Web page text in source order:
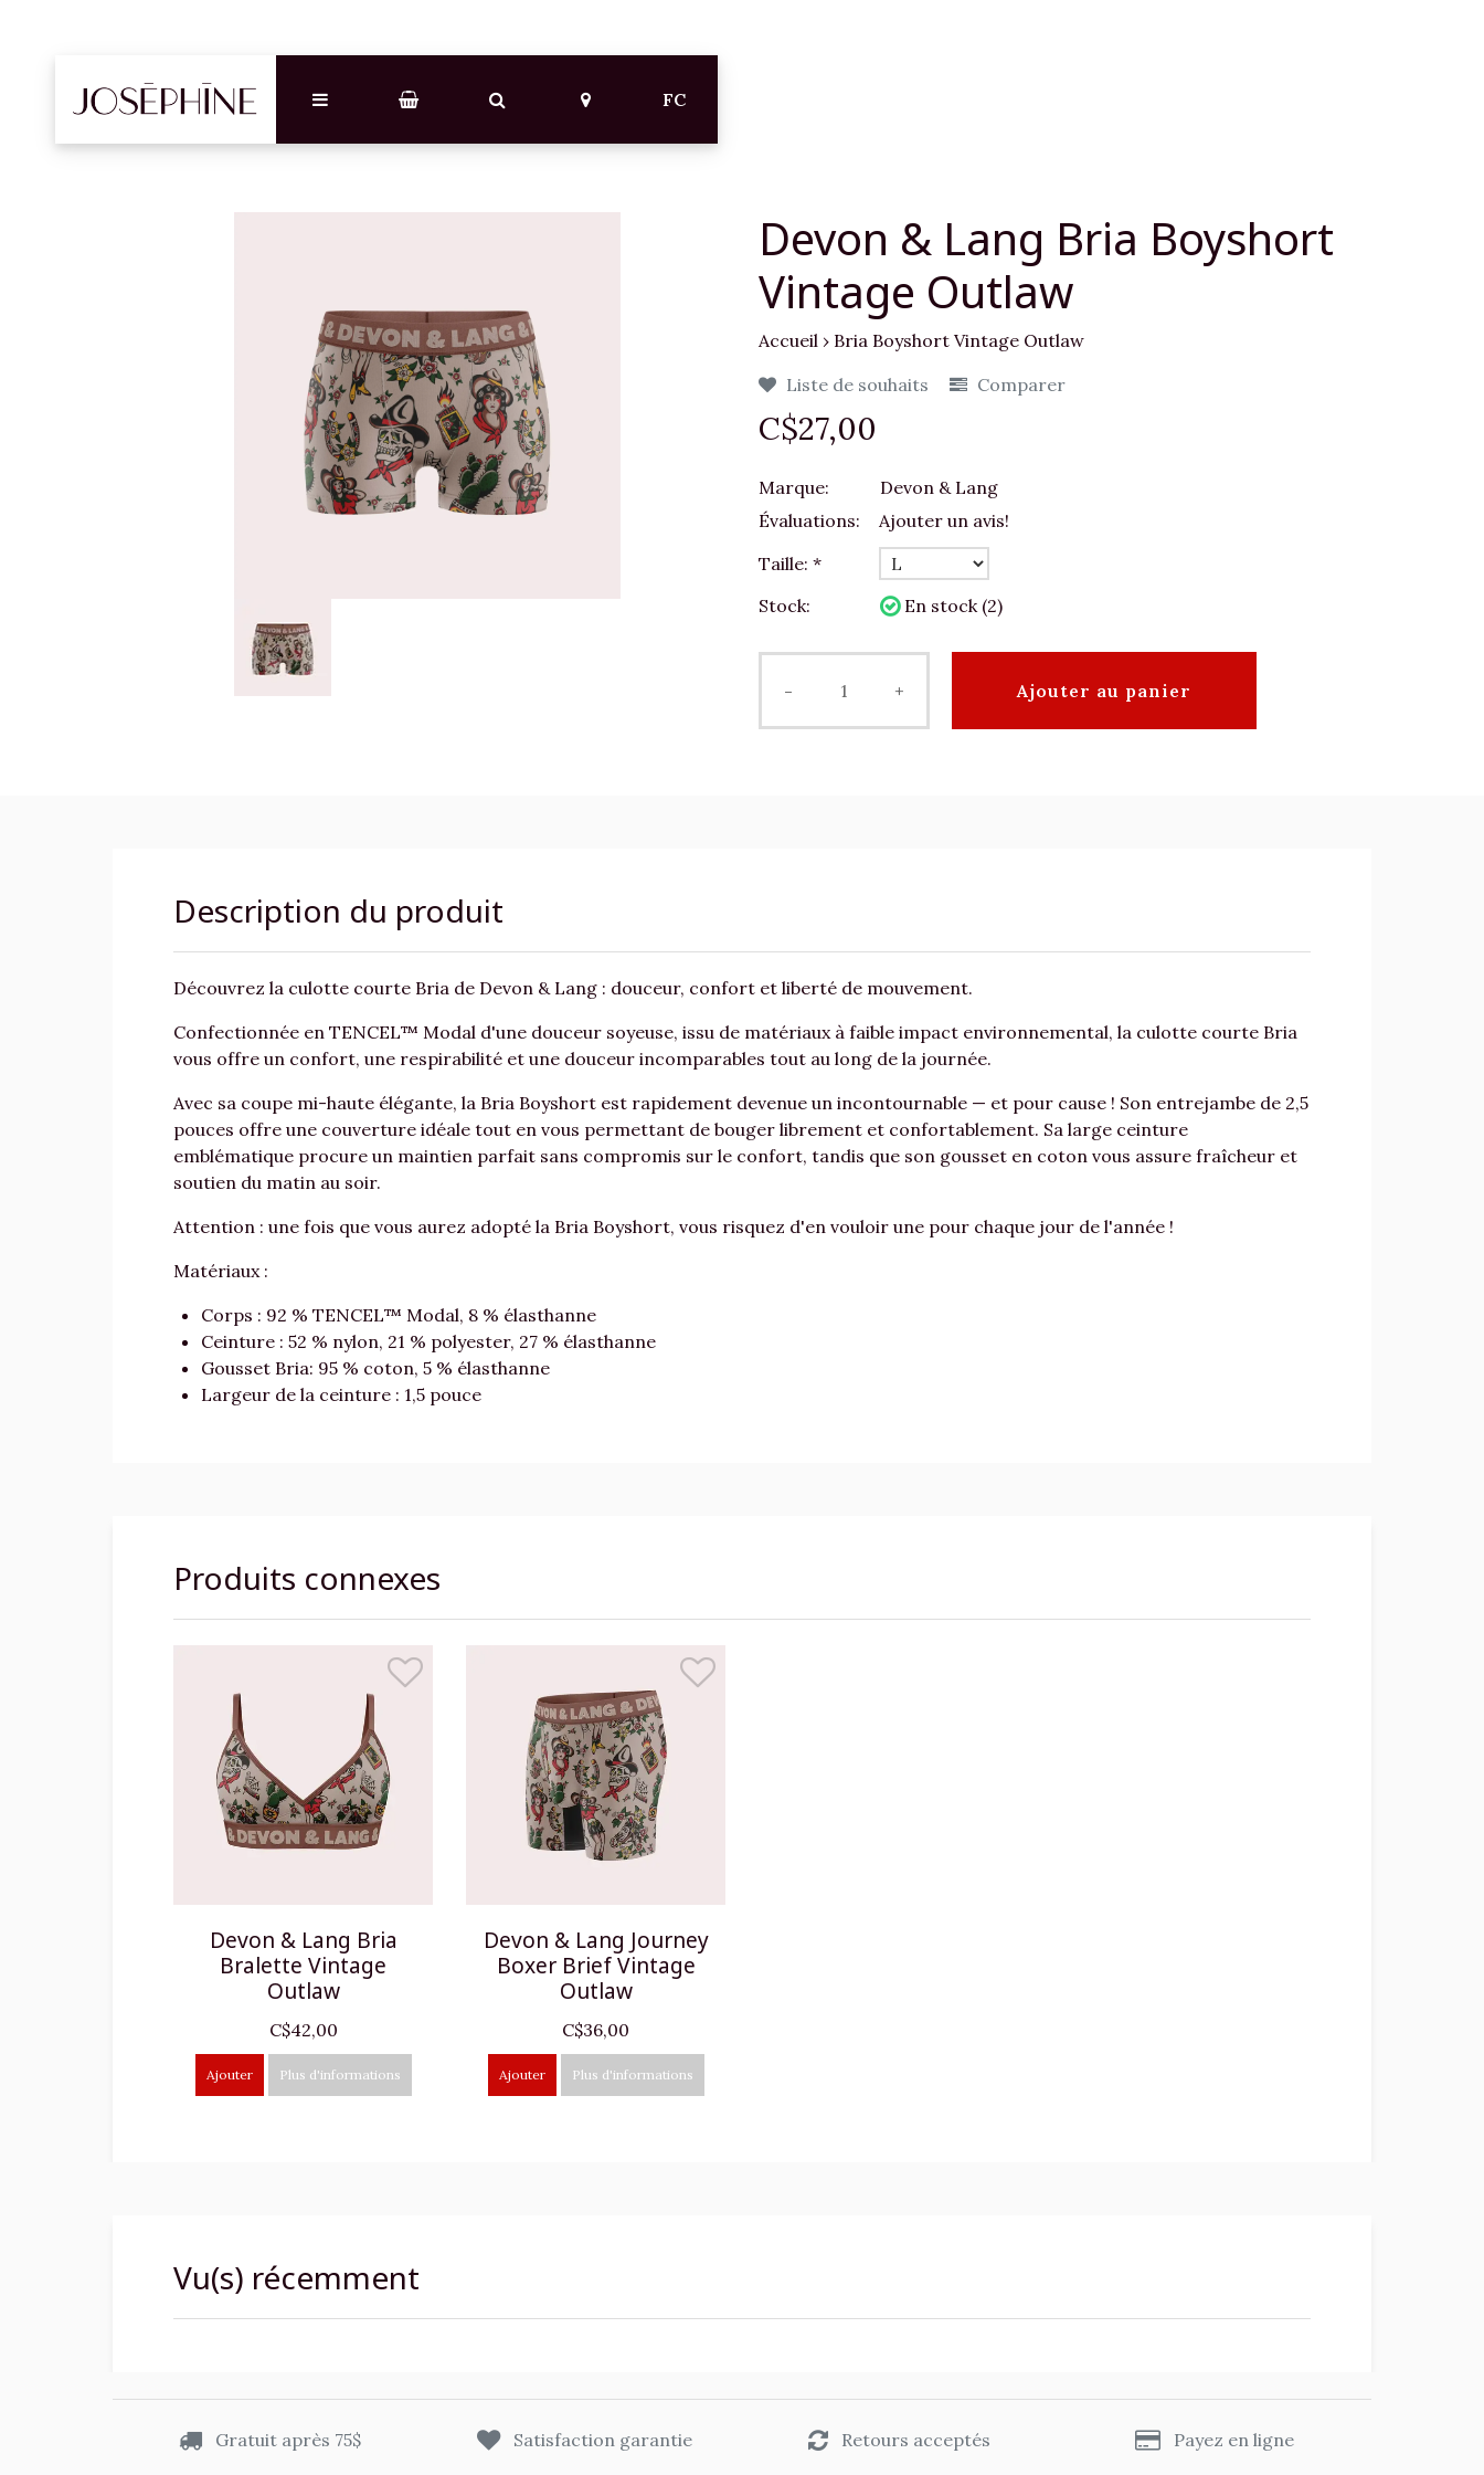
FC
Devon & Lang Bria Boyshort
Vintage Outlaw
Accueil › Bria Boyshort Vintage Outlaw
Liste de souhaits
Comparer
C$27,00
Marque:
Devon & Lang
Évaluations:
Ajouter un avis!
Taille: *
Stock:
En stock (2)
- + Ajouter au panier
Description du produit
Découvrez la culotte courte Bria de Devon & Lang : douceur, confort et liberté de mouvement.
Confectionnée en TENCEL™ Modal d'une douceur soyeuse, issu de matériaux à faible impact environnemental, la culotte courte Bria
vous offre un confort, une respirabilité et une douceur incomparables tout au long de la journée.
Avec sa coupe mi-haute élégante, la Bria Boyshort est rapidement devenue un incontournable — et pour cause ! Son entrejambe de 2,5
pouces offre une couverture idéale tout en vous permettant de bouger librement et confortablement. Sa large ceinture
emblématique procure un maintien parfait sans compromis sur le confort, tandis que son gousset en coton vous assure fraîcheur et
soutien du matin au soir.
Attention : une fois que vous aurez adopté la Bria Boyshort, vous risquez d'en vouloir une pour chaque jour de l'année !
Matériaux :
Corps : 92 % TENCEL™ Modal, 8 % élasthanne
Ceinture : 52 % nylon, 21 % polyester, 27 % élasthanne
Gousset Bria: 95 % coton, 5 % élasthanne
Largeur de la ceinture : 1,5 pouce
Produits connexes
Devon & Lang Bria
Bralette Vintage
Outlaw
C$42,00
Ajouter Plus d'informations
Devon & Lang Journey
Boxer Brief Vintage
Outlaw
C$36,00
Ajouter Plus d'informations
Vu(s) récemment
Gratuit après 75$ Satisfaction garantie Retours acceptés Payez en ligne